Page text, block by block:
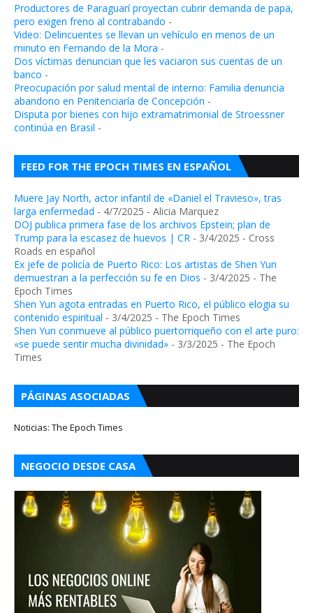
Productores de Paraguarí proyectan cubrir demanda de papa,
pero exigen freno al contrabando -
Video: Delincuentes se llevan un vehículo en menos de un
minuto en Fernando de la Mora -
Dos víctimas denuncian que les vaciaron sus cuentas de un
banco -
Preocupación por salud mental de interno: Familia denuncia
abandono en Penitenciaría de Concepción -
Disputa por bienes con hijo extramatrimonial de Stroessner
continúa en Brasil -
FEED FOR THE EPOCH TIMES EN ESPAÑOL
Muere Jay North, actor infantil de «Daniel el Travieso», tras
larga enfermedad - 4/7/2025 - Alicia Marquez
DOJ publica primera fase de los archivos Epstein; plan de
Trump para la escasez de huevos | CR - 3/4/2025 - Cross
Roads en español
Ex jefe de policía de Puerto Rico: Los artistas de Shen Yun
demuestran a la perfección su fe en Dios - 3/4/2025 - The
Epoch Times
Shen Yun agota entradas en Puerto Rico, el público elogia su
contenido espiritual - 3/4/2025 - The Epoch Times
Shen Yun conmueve al público puertorriqueño con el arte puro:
«se puede sentir mucha divinidad» - 3/3/2025 - The Epoch
Times
PÁGINAS ASOCIADAS
Noticias: The Epoch Times
NEGOCIO DESDE CASA